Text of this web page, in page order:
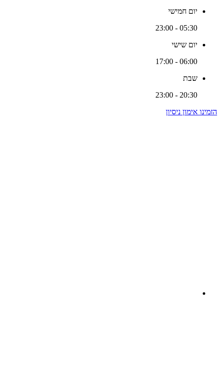
יום חמישי
05:30 - 23:00
יום שישי
06:00 - 17:00
שבת
20:30 - 23:00
הזמינו אימון ניסיון